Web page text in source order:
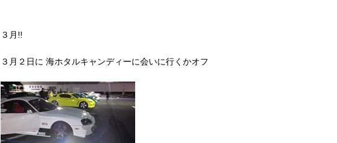
３月!!
３月２日に 海ホタルキャンディーに会いに行くかオフ